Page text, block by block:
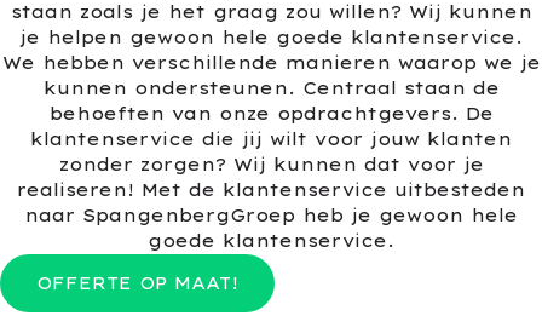
staan zoals je het graag zou willen? Wij kunnen
je helpen gewoon hele goede klantenservice.
We hebben verschillende manieren waarop we je
kunnen ondersteunen. Centraal staan de
behoeften van onze opdrachtgevers. De
klantenservice die jij wilt voor jouw klanten
zonder zorgen? Wij kunnen dat voor je
realiseren! Met de klantenservice uitbesteden
naar SpangenbergGroep heb je gewoon hele
goede klantenservice.
OFFERTE OP MAAT!